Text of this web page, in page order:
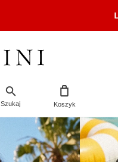
LETNIA WYPRZEDAŻ
Szukaj Koszyk